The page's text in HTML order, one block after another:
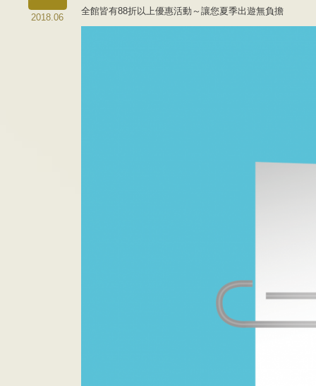
2018.06
全館皆有88折以上優惠活動～讓您夏季出遊無負擔